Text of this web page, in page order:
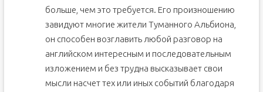
больше, чем это требуется. Его произношению
завидуют многие жители Туманного Альбиона,
он способен возглавить любой разговор на
английском интересным и последовательным
изложением и без трудна высказывает свои
мысли насчет тех или иных событий благодаря